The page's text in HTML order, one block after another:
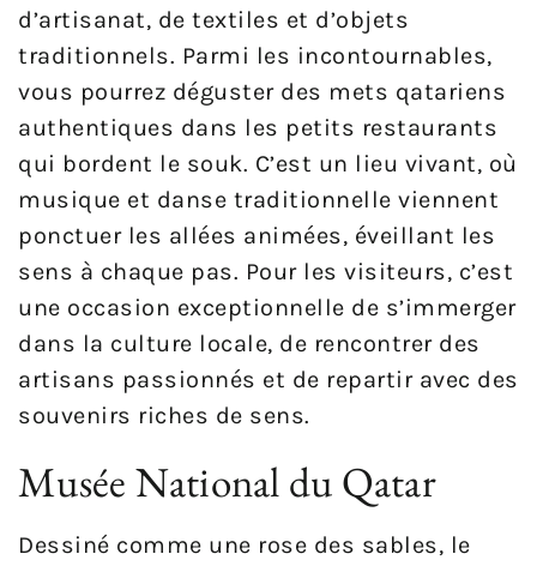
d’artisanat, de textiles et d’objets
traditionnels. Parmi les incontournables,
vous pourrez déguster des mets qatariens
authentiques dans les petits restaurants
qui bordent le souk. C’est un lieu vivant, où
musique et danse traditionnelle viennent
ponctuer les allées animées, éveillant les
sens à chaque pas. Pour les visiteurs, c’est
une occasion exceptionnelle de s’immerger
dans la culture locale, de rencontrer des
artisans passionnés et de repartir avec des
souvenirs riches de sens.
Musée National du Qatar
Dessiné comme une rose des sables, le